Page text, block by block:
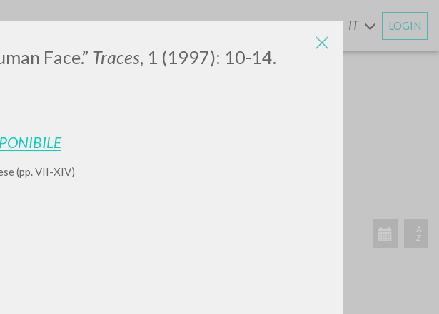
Face.” Traces, 1 (1997): 10-14.
(pp. VII-XIV)
NAVIGAZIONE AGGIORNAMENTIENEWS CONTATTI IT LOGIN
AVANZATA »